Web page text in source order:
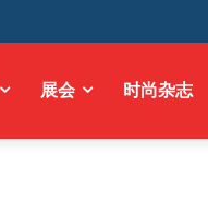
展会 时尚杂志